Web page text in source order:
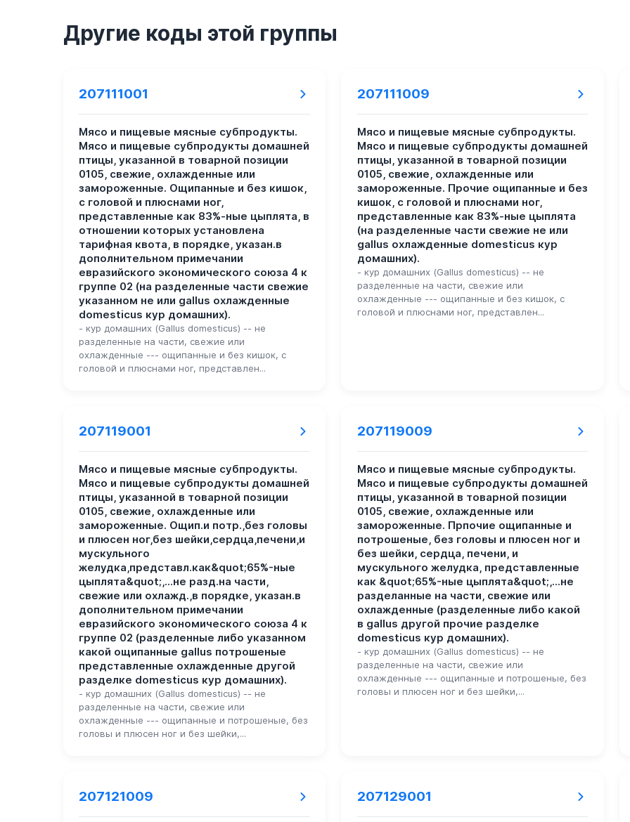
Другие коды этой группы
207111001
Мясо и пищевые мясные субпродукты.
Мясо и пищевые субпродукты домашней
птицы, указанной в товарной позиции
0105, свежие, охлажденные или
замороженные. Ощипанные и без кишок,
с головой и плюснами ног,
представленные как 83%-ные цыплята, в
отношении которых установлена
тарифная квота, в порядке, указан.в
дополнительном примечании
евразийского экономического союза 4 к
группе 02 (на разделенные части свежие
указанном не или gallus охлажденные
domesticus кур домашних).
- кур домашних (Gallus domesticus) -- не
разделенные на части, свежие или
охлажденные --- ощипанные и без кишок, с
головой и плюснами ног, представлен...
207111009
Мясо и пищевые мясные субпродукты.
Мясо и пищевые субпродукты домашней
птицы, указанной в товарной позиции
0105, свежие, охлажденные или
замороженные. Прочие ощипанные и без
кишок, с головой и плюснами ног,
представленные как 83%-ные цыплята
(на разделенные части свежие не или
gallus охлажденные domesticus кур
домашних).
- кур домашних (Gallus domesticus) -- не
разделенные на части, свежие или
охлажденные --- ощипанные и без кишок, с
головой и плюснами ног, представлен...
207119001
Мясо и пищевые мясные субпродукты.
Мясо и пищевые субпродукты домашней
птицы, указанной в товарной позиции
0105, свежие, охлажденные или
замороженные. Ощип.и потр.,без головы
и плюсен ног,без шейки,сердца,печени,и
мускульного
желудка,представл.как&quot;65%-ные
цыплята&quot;,...не разд.на части,
свежие или охлажд.,в порядке, указан.в
дополнительном примечании
евразийского экономического союза 4 к
группе 02 (разделенные либо указанном
какой ощипанные gallus потрошеные
представленные охлажденные другой
разделке domesticus кур домашних).
- кур домашних (Gallus domesticus) -- не
разделенные на части, свежие или
охлажденные --- ощипанные и потрошеные, без
головы и плюсен ног и без шейки,...
207119009
Мясо и пищевые мясные субпродукты.
Мясо и пищевые субпродукты домашней
птицы, указанной в товарной позиции
0105, свежие, охлажденные или
замороженные. Прпочие ощипанные и
потрошеные, без головы и плюсен ног и
без шейки, сердца, печени, и
мускульного желудка, представленные
как &quot;65%-ные цыплята&quot;,...не
разделанные на части, свежие или
охлажденные (разделенные либо какой
в gallus другой прочие разделке
domesticus кур домашних).
- кур домашних (Gallus domesticus) -- не
разделенные на части, свежие или
охлажденные --- ощипанные и потрошеные, без
головы и плюсен ног и без шейки,...
207121009 207129001